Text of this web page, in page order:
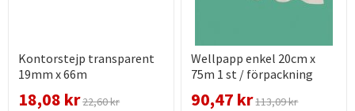
Kontorstejp transparent
19mm x 66m
18,08 kr22,60 kr
Wellpapp enkel 20cm x
75m 1 st / förpackning
90,47 kr113,09 kr